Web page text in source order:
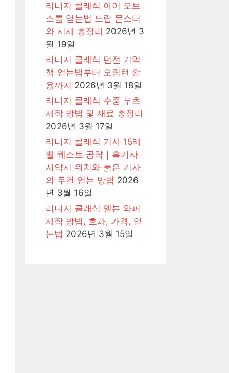
리니지 클래식 아이 오브
스톰 얻는법 드랍 몬스터
와 시세 총정리 2026년 3
월 19일
리니지 클래식 던전 기억
책 얻는법부터 오림런 활
용까지 2026년 3월 18일
리니지 클래식 수중 부츠
제작 방법 및 재료 총정리
2026년 3월 17일
리니지 클래식 기사 15레
벨 퀘스트 공략｜흑기사
서약서 위치와 붉은 기사
의 두건 얻는 방법 2026
년 3월 16일
리니지 클래식 엘븐 와퍼
제작 방법, 효과, 가격, 얻
는법 2026년 3월 15일